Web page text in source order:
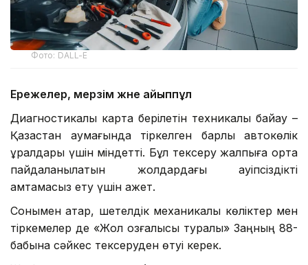
Фото: DALL-E
Ережелер, мерзім және айыппұл
Диагностикалық карта берілетін техникалық байқау –
Қазақстан аумағында тіркелген барлық автокөлік
құралдары үшін міндетті. Бұл тексеру жалпыға ортақ
пайдаланылатын жолдардағы қауіпсіздікті
қамтамасыз ету үшін қажет.
Сонымен қатар, шетелдік механикалық көліктер мен
тіркемелер де «Жол қозғалысы туралы» Заңның 88-
бабына сәйкес тексеруден өтуі керек.